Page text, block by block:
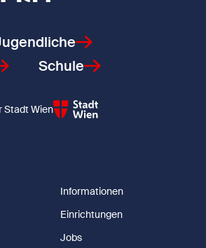
Schule
Stadt Wien
Informationen
Einrichtungen
Jobs